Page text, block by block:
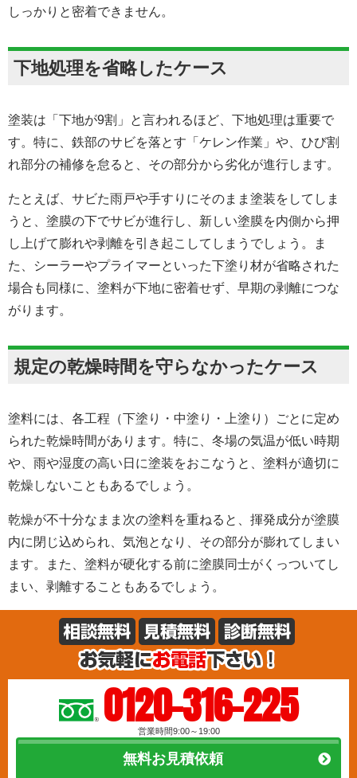
しっかりと密着できません。
下地処理を省略したケース
塗装は「下地が9割」と言われるほど、下地処理は重要で
す。特に、鉄部のサビを落とす「ケレン作業」や、ひび割
れ部分の補修を怠ると、その部分から劣化が進行します。
たとえば、サビた雨戸や手すりにそのまま塗装をしてしま
うと、塗膜の下でサビが進行し、新しい塗膜を内側から押
し上げて膨れや剥離を引き起こしてしまうでしょう。ま
た、シーラーやプライマーといった下塗り材が省略された
場合も同様に、塗料が下地に密着せず、早期の剥離につな
がります。
規定の乾燥時間を守らなかったケース
塗料には、各工程（下塗り・中塗り・上塗り）ごとに定め
られた乾燥時間があります。特に、冬場の気温が低い時期
や、雨や湿度の高い日に塗装をおこなうと、塗料が適切に
乾燥しないこともあるでしょう。
乾燥が不十分なまま次の塗料を重ねると、揮発成分が塗膜
内に閉じ込められ、気泡となり、その部分が膨れてしまい
ます。また、塗料が硬化する前に塗膜同士がくっついてし
まい、剥離することもあるでしょう。
0120-316-225
営業時間9:00～19:00
無料お見積依頼